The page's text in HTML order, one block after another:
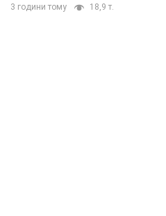
3 години тому 18,9 т.